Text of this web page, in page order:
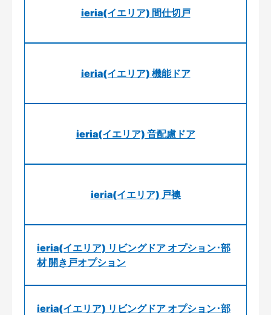
ieria(イエリア) 間仕切戸
ieria(イエリア) 機能ドア
ieria(イエリア) 音配慮ドア
ieria(イエリア) 戸襖
ieria(イエリア) リビングドア オプション･部
材 開き戸オプション
ieria(イエリア) リビングドア オプション･部